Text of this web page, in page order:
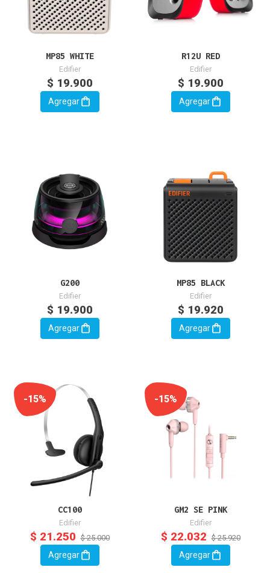
MP85 WHITE
Edifier
$ 19.900
Agregar
R12U RED
Edifier
$ 19.900
Agregar
G200
Edifier
$ 19.900
Agregar
MP85 BLACK
Edifier
$ 19.920
Agregar
-15%
CC100
Edifier
$ 25.000
$ 21.250
Agregar
-15%
GM2 SE PINK
Edifier
$ 25.920
$ 22.032
Agregar